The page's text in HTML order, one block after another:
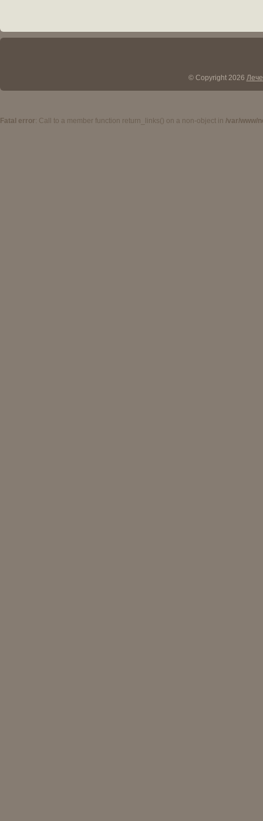
© Copyright 2026
Fatal error: Call to a member function return_links() on a non-object in /var/www/